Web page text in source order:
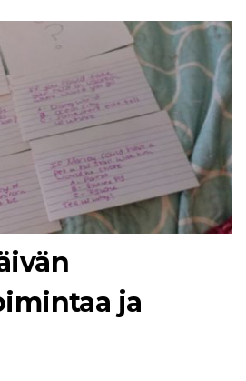
ja